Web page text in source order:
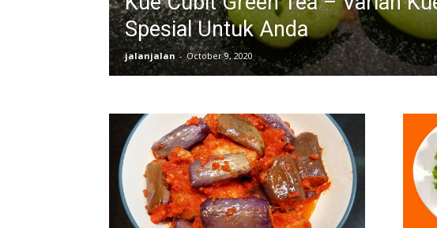
Spesial Untuk Anda
jalanjalan - October 9, 2020